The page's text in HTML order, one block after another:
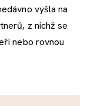
vyšla na
z nichž se
nebo rovnou